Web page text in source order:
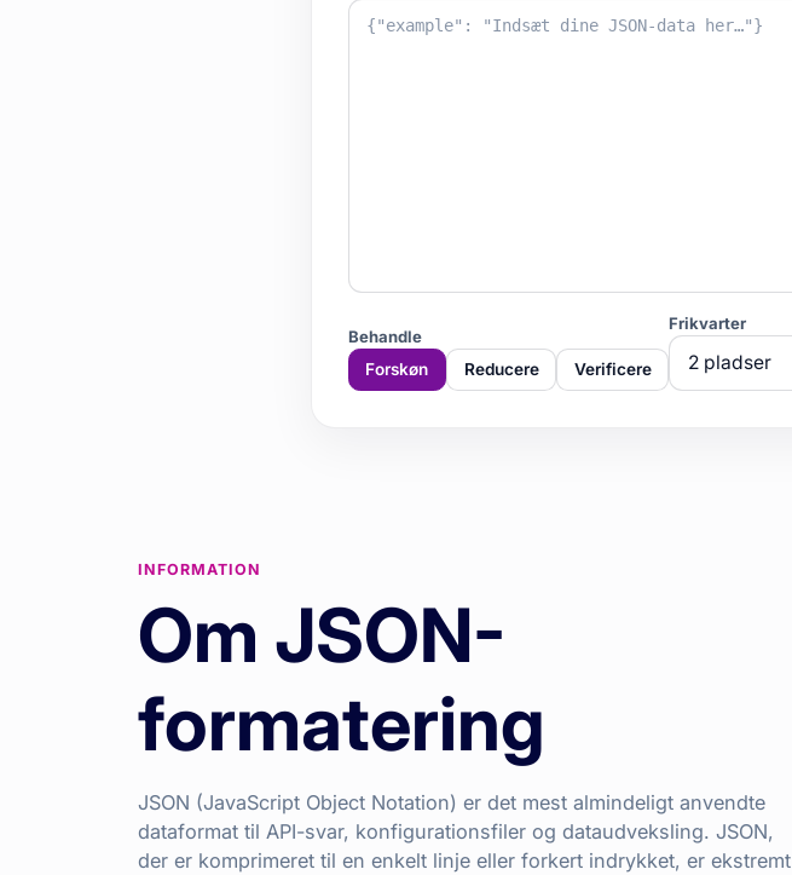
Behandle
Forskøn
Reducere Verificere
Frikvarter
INFORMATION
Om JSON-
formatering
JSON (JavaScript Object Notation) er det mest almindeligt anvendte
dataformat til API-svar, konfigurationsfiler og dataudveksling. JSON,
der er komprimeret til en enkelt linje eller forkert indrykket, er ekstremt